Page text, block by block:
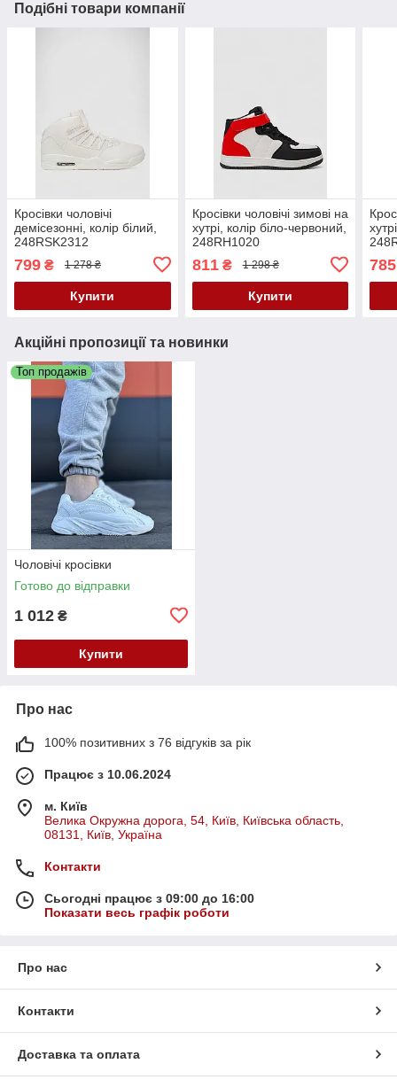
Подібні товари компанії
Кросівки чоловічі
демісезонні, колір білий,
248RSK2312
799 ₴ 1 278 ₴
Купити
Кросівки чоловічі зимові на
хутрі, колір біло-червоний,
248RH1020
811₴ 1 298 ₴
Купити
785
Акційні пропозиції та новинки
Топ продажів
Чоловічі кросівки
Готово до відправки
1 012 ₴
Купити
Про нас
100% позитивних з 76 відгуків за рік
Працює з 10.06.2024
м. Київ
Велика Окружна дорога, 54, Київ, Київська область,
08131, Київ, Україна
Контакти
Сьогодні працює з 09:00 до 16:00
Показати весь графік роботи
Про нас
Контакти
Доставка та оплата